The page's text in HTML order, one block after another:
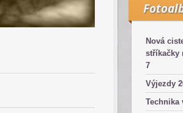
Nová
stříkačky
7
Výjezdy
Technika